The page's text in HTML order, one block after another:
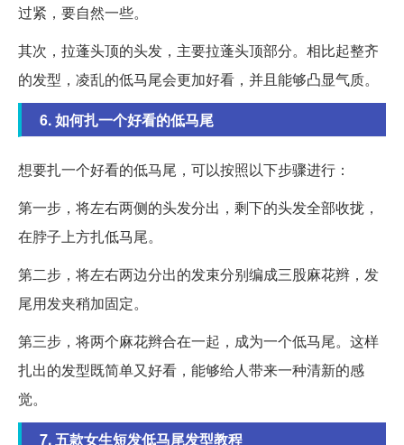
过紧，要自然一些。
其次，拉蓬头顶的头发，主要拉蓬头顶部分。相比起整齐
的发型，凌乱的低马尾会更加好看，并且能够凸显气质。
6. 如何扎一个好看的低马尾
想要扎一个好看的低马尾，可以按照以下步骤进行：
第一步，将左右两侧的头发分出，剩下的头发全部收拢，
在脖子上方扎低马尾。
第二步，将左右两边分出的发束分别编成三股麻花辫，发
尾用发夹稍加固定。
第三步，将两个麻花辫合在一起，成为一个低马尾。这样
扎出的发型既简单又好看，能够给人带来一种清新的感
觉。
7. 五款女生短发低马尾发型教程